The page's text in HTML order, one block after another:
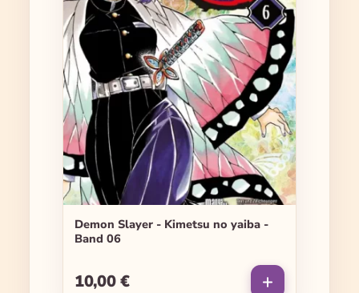
Demon Slayer - Kimetsu no yaiba -
Band 06
Regulärer Preis:
10,00 €